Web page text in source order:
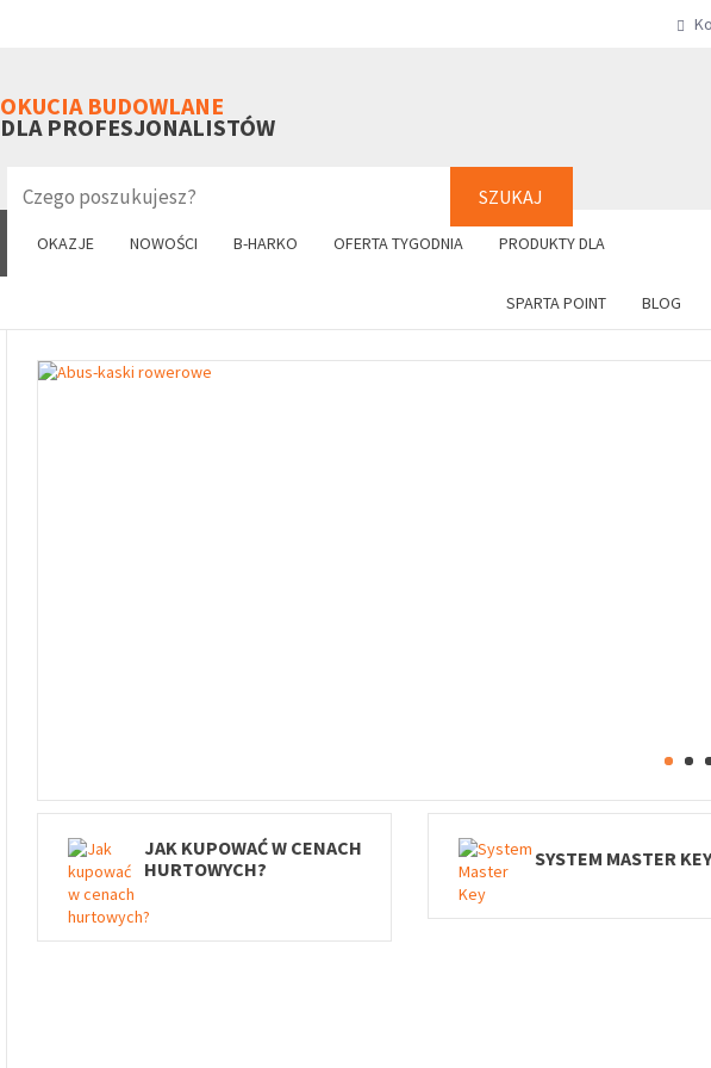
OKUCIA BUDOWLANE
DLA PROFESJONALISTÓW
SZUKAJ
OKAZJE NOWOŚCI B-HARKO OFERTA TYGODNIA PRODUKTY DLA
SPARTA POINT BLOG
+48 61
JAK KUPOWAĆ W CENACH
HURTOWYCH?
SYSTEM MASTER KEY